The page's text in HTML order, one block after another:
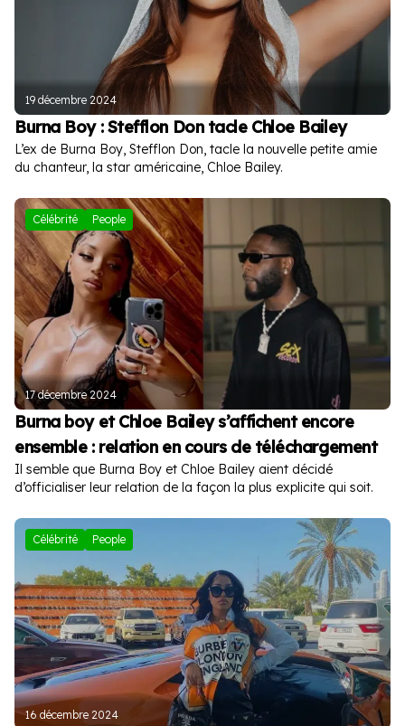
19 décembre 2024
Burna Boy : Stefflon Don tacle Chloe Bailey
L’ex de Burna Boy, Stefflon Don, tacle la nouvelle petite amie
du chanteur, la star américaine, Chloe Bailey.
Célébrité People
17 décembre 2024
Burna boy et Chloe Bailey s’affichent encore
ensemble : relation en cours de téléchargement
Il semble que Burna Boy et Chloe Bailey aient décidé
d’officialiser leur relation de la façon la plus explicite qui soit.
Célébrité People
16 décembre 2024